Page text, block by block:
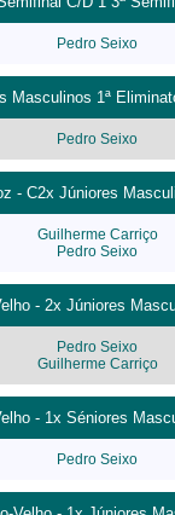
Pedro Seixo
Masculinos 1ª
Pedro Seixo
- C2x Júniores
Guilherme Carriço
Pedro Seixo
- 2x Júniores
Pedro Seixo
Guilherme Carriço
- 1x Séniores
Pedro Seixo